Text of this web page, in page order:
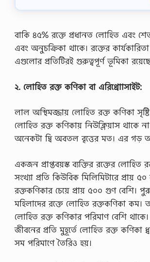
বাকি ৪৫% রক্তে প্রধানত লোহিত এবং
এবং অনুচক্রিকা থাকে। রক্তের
এগুলোর প্রতিটিরই গুরুত্বপূর্ণ ভূমিকা
২. লোহিত রক্ত কণিকা বা এরিথ্রোাসাইট:
লাল অস্থিমজ্জায় লোহিত রক্ত কণিকা
লোহিত রক্ত কণিকায় নিউক্লিয়াস থাকে
অনেকটা দ্বি অবতল বৃত্তের মত। এর গড়
একজন প্রাপ্তবয়স্ক ব্যক্তির রক্তের লোহিত
সংখ্যা প্রতি কিউবিক মিলিমিটারে প্রায়
রক্তকণিকার চেয়ে প্রায় ৫০০ গুণ বেশি।
মহিলাদের রক্তে লোহিত রক্তকণিকা কম।
লোহিত রক্ত কণিকার পরিমাণ বেশি
জীবনের প্রতি মুহূর্তে লোহিত রক্ত কণিকা
সম পরিমাণে তৈরিও হয়।